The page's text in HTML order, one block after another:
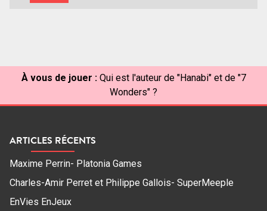
À vous de jouer : Qui est l'auteur de "Hanabi" et de "7
Wonders" ?
ARTICLES RÉCENTS
Maxime Perrin- Platonia Games
Charles-Amir Perret et Philippe Gallois- SuperMeeple
EnVies EnJeux